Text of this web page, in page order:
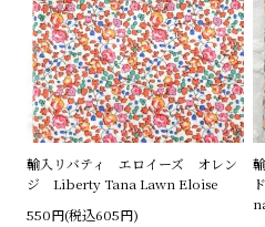
輸入リバティ エロイーズ オレン
ジ Liberty Tana Lawn Eloise
550円(税込605円)